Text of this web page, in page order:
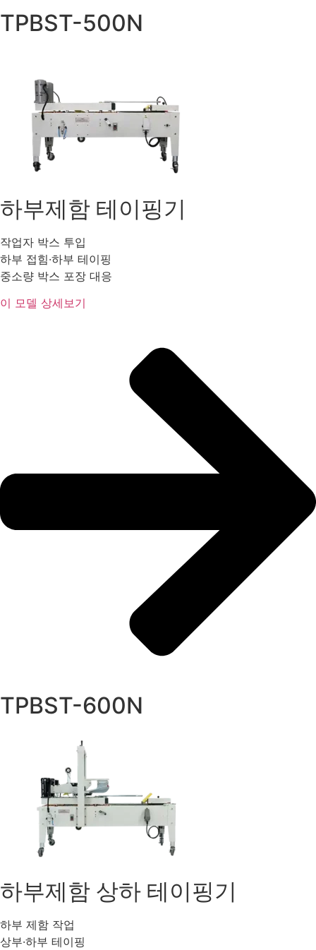
TPBST-500N
하부제함 테이핑기
작업자 박스 투입
하부 접힘·하부 테이핑
중소량 박스 포장 대응
이 모델 상세보기
TPBST-600N
하부제함 상하 테이핑기
하부 제함 작업
상부·하부 테이핑